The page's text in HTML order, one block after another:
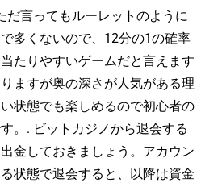
だ言ってもルーレットのように
多くないので、12分の1の確率
たりやすいゲームだと言えます
ますが奥の深さが人気がある理
状態でも楽しめるので初心者の
。. ビットカジノから退会する
金しておきましょう。アカウン
状態で退会すると、以降は資金